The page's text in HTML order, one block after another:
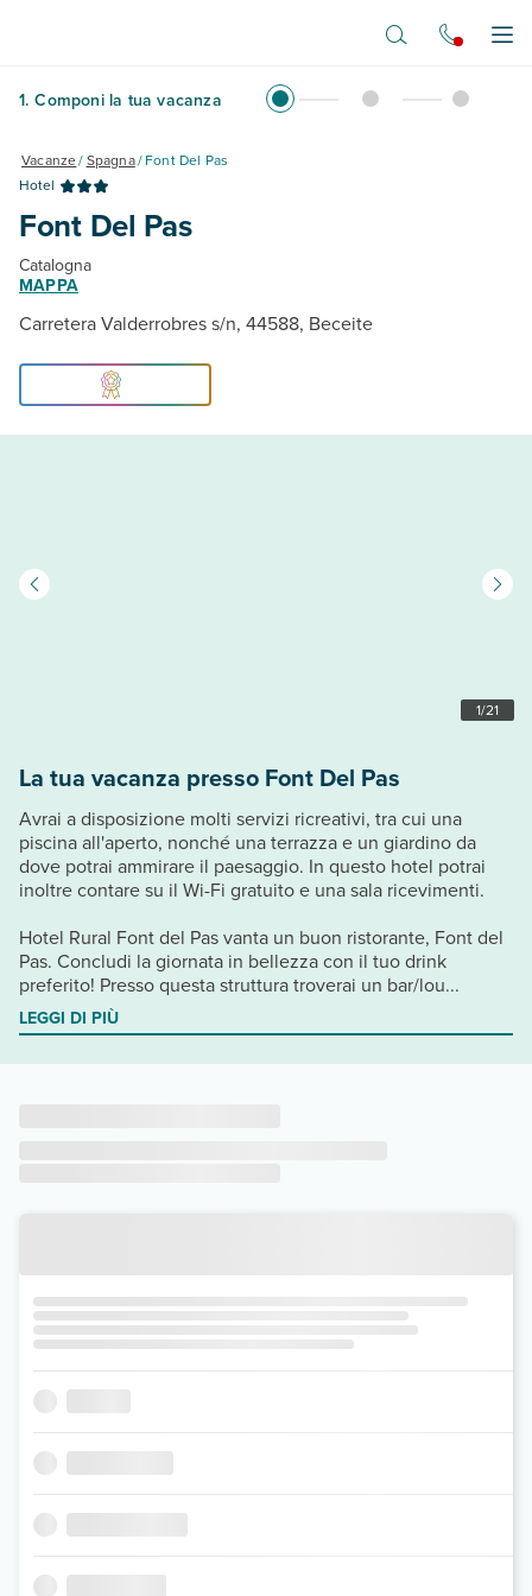
1. Componi la tua vacanza
Vacanze/Spagna/Font Del Pas
Hotel
Font Del Pas
Catalogna
MAPPA
Carretera Valderrobres s/n, 44588, Beceite
1/21
La tua vacanza presso Font Del Pas
Avrai a disposizione molti servizi ricreativi, tra cui una
piscina all'aperto, nonché una terrazza e un giardino da
dove potrai ammirare il paesaggio. In questo hotel potrai
inoltre contare su il Wi-Fi gratuito e una sala ricevimenti.
Hotel Rural Font del Pas vanta un buon ristorante, Font del
Pas. Concludi la giornata in bellezza con il tuo drink
preferito! Presso questa struttura troverai un bar/lou...
LEGGI DI PIÙ